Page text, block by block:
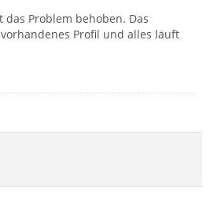
Problem behoben. Das
Profil und alles läuft